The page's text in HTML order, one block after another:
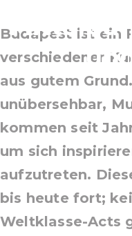
Budapest ist ein
verschiedener
aus gutem
unübersehbar,
kommen seit
um sich
aufzutreten.
bis heute fort;
Weltklasse-Acts